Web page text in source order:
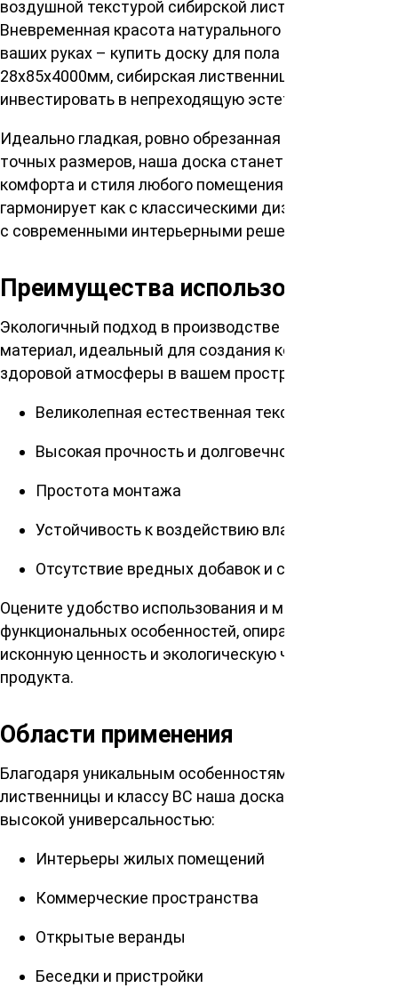
воздушной текстурой сибирской лиственницы.
Вневременная красота натурального дерева в
ваших руках – купить доску для пола сорт ВС
28х85х4000мм, сибирская лиственница – значит
инвестировать в непреходящую эстетику и уют.
Идеально гладкая, ровно обрезанная соблюдением
точных размеров, наша доска станет залогом
комфорта и стиля любого помещения. Она
гармонирует как с классическими дизайнами, так и
с современными интерьерными решениями.
Преимущества использования
Экологичный подход в производстве рождает
материал, идеальный для создания комфортной и
здоровой атмосферы в вашем пространстве:
Великолепная естественная текстура
Высокая прочность и долговечность
Простота монтажа
Устойчивость к воздействию влаги
Отсутствие вредных добавок и сочленений
Оцените удобство использования и множество
функциональных особенностей, опираясь на
исконную ценность и экологическую чистоту
продукта.
Области применения
Благодаря уникальным особенностям сибирской
лиственницы и классу ВС наша доска отличается
высокой универсальностью:
Интерьеры жилых помещений
Коммерческие пространства
Открытые веранды
Беседки и пристройки